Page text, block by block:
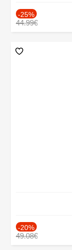
-25%
44.99€
-20%
49.08€